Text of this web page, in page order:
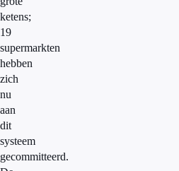
ketens;
19
supermarkten
hebben
zich
nu
aan
dit
systeem
gecommitteerd.